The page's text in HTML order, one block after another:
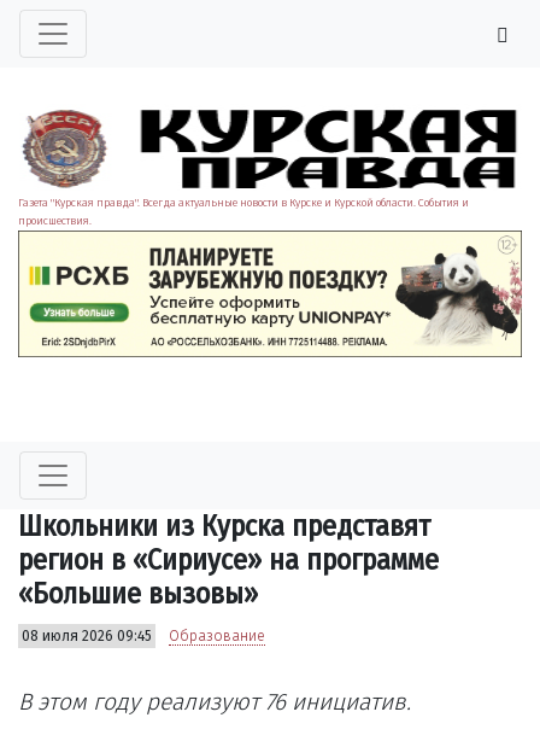
Газета "Курская правда". Всегда актуальные новости в Курске и Курской области. События и
происшествия.
Школьники из Курска представят
регион в «Сириусе» на программе
«Большие вызовы»
08 июля 2026 09:45 Образование
В этом году реализуют 76 инициатив.